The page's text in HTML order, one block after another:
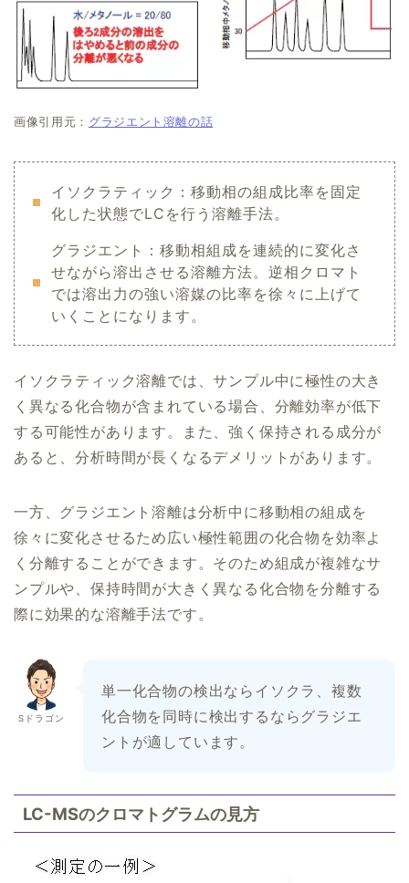
画像引用元： グラジエント溶離の話
イソクラティック：移動相の組成比率を固定
化した状態でLCを行う溶離手法。
グラジエント：移動相組成を連続的に変化さ
せながら溶出させる溶離方法。逆相クロマト
では溶出力の強い溶媒の比率を徐々に上げて
いくことになります。
イソクラティック溶離では、サンプル中に極性の大き
く異なる化合物が含まれている場合、分離効率が低下
する可能性があります。また、強く保持される成分が
あると、分析時間が長くなるデメリットがあります。
一方、グラジエント溶離は分析中に移動相の組成を
徐々に変化させるため広い極性範囲の化合物を効率よ
く分離することができます。そのため組成が複雑なサ
ンプルや、保持時間が大きく異なる化合物を分離する
際に効果的な溶離手法です。
Sドラゴン
単一化合物の検出ならイソクラ、複数
化合物を同時に検出するならグラジエ
ントが適しています。
LC-MSのクロマトグラムの見方